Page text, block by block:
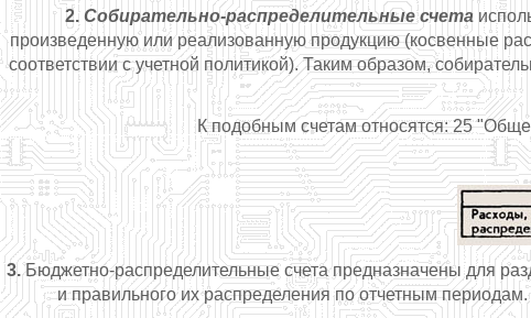
2. Собирательно-распределительные счета
произведенную или реализованную продукцию (косвенные
соответствии с учетной политикой). Таким образом,
К подобным счетам относятся: 25
3.Бюджетно-распределительные счета предназначены для
и правильного их распределения по отчетным